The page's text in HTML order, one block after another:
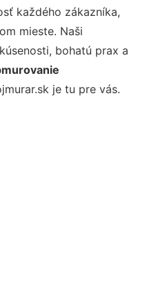
každého zákazníka,
mieste. Naši
bohatú prax a
je tu pre vás.